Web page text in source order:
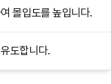
몰입도를 높입니다.
도합니다.